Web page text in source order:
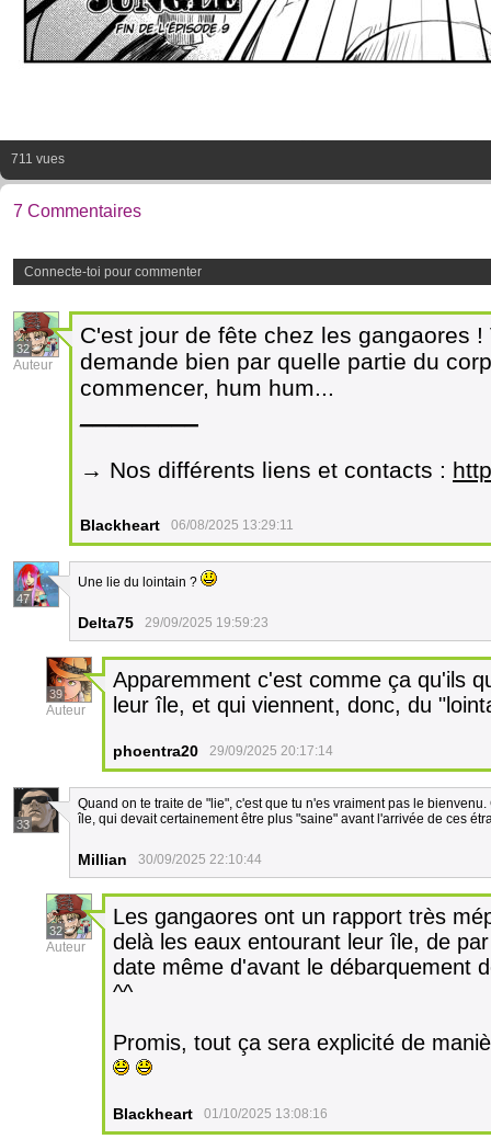
711 vues
7 Commentaires
Connecte-toi pour commenter
32
Auteur
C'est jour de fête chez les gangaores
demande bien par quelle partie du
commencer, hum hum...
→ Nos différents liens et contacts :
Blackheart 06/08/2025 13:29:11
47
Une lie du lointain ?
Delta75 29/09/2025 19:59:23
39
Auteur
Apparemment c'est comme ça qu'ils
leur île, et qui viennent, donc, du
phoentra20 29/09/2025 20:17:14
33
Quand on te traite de "lie", c'est que tu n'es vraiment pas le
île, qui devait certainement être plus "saine" avant l'arrivée de ces
Millian 30/09/2025 22:10:44
32
Auteur
Les gangaores ont un rapport très
delà les eaux entourant leur île, de
date même d'avant le débarquement
^^
Promis, tout ça sera explicité de
Blackheart 01/10/2025 13:08:16